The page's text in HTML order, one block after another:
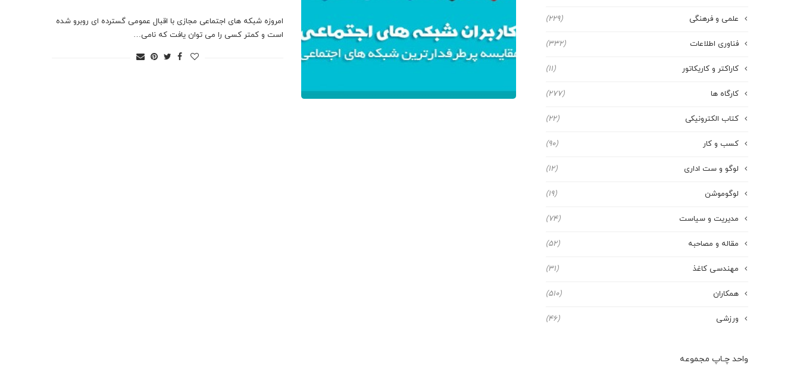
امروزه شبکه های اجتماعی مجازی با اقبال عمومی گسترده ای روبرو شده
است و کمتر کسی را می توان یافت که نامی…
علمی و فرهنگی (229)
فناوری اطلاعات (332)
کاراکتر و کاریکاتور (11)
کارگاه ها (277)
کتاب الکترونیکی (22)
کسب و کار (90)
لوگو و ست اداری (12)
لوگوموشن (19)
مدیریت و سیاست (74)
مقاله و مصاحبه (52)
مهندسی کاغذ (31)
همکاران (510)
ورزشی (46)
واحد چـاپ مجموعه